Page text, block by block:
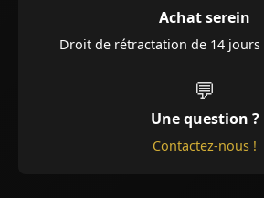
Achat serein
Droit de rétractation de 14 jours
💬
Une question ?
Contactez-nous !